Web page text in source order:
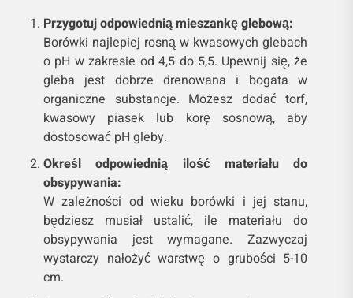
Przygotuj odpowiednią mieszankę glebową:
Borówki najlepiej rosną w kwasowych glebach
o pH w zakresie od 4,5 do 5,5. Upewnij się, że
gleba jest dobrze drenowana i bogata w
organiczne substancje. Możesz dodać torf,
kwasowy piasek lub korę sosnową, aby
dostosować pH gleby.
Określ odpowiednią ilość materiału do
obsypywania:
W zależności od wieku borówki i jej stanu,
będziesz musiał ustalić, ile materiału do
obsypywania jest wymagane. Zazwyczaj
wystarczy nałożyć warstwę o grubości 5-10
cm.